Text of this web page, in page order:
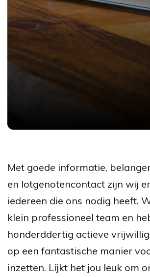
Met goede informatie,
en lotgenotencontact zijn wij
iedereen die ons nodig heeft.
klein professioneel team en
honderddertig actieve
op een fantastische manier
inzetten. Lijkt het jou leuk om